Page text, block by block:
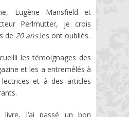
Eugène Mansfield et
Perlmutter, je crois
de 20 ansles ont oubliés.
les témoignages des
et les a entremêlés à
et à des articles
livre, j’ai passé un bon